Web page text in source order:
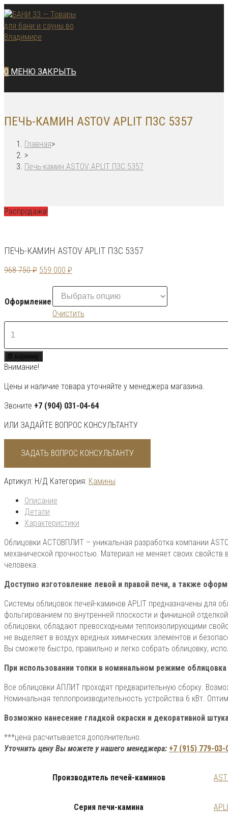
Перейти
к
содержимому
0 МЕНЮ ЗАКРЫТЬ
ПЕЧЬ-КАМИН ASTOV APLIT П3С 5357
Главная>
>
Печь-камин ASTOV APLIT П3С 5357
Распродажа!
ПЕЧЬ-КАМИН ASTOV APLIT П3С 5357
968 750₽ Первоначальная
составляла
968
750 ₽.
559 000 ₽Текущая
559
000 ₽.
Оформление
Очистить
Количество
товара
Печь-
камин
ASTOV
APLIT
П3С
5357
В корзину
Внимание!
Цены и наличие товара уточняйте у менеджера магазина.
Звоните +7 (904) 031-04-64
ИЛИ ЗАДАЙТЕ ВОПРОС КОНСУЛЬТАНТУ
ЗАДАТЬ ВОПРОС КОНСУЛЬТАНТУ
Артикул: Н/Д Категория: Камины
Описание
Детали
Характеристики
Облицовки АСТОВПЛИТ – уникальная разработка компании
механической прочностью. Материал не меняет своих свойств
человека.
Доступно изготовление левой и правой печи, а также
Системы облицовок печей-каминов APLIT предназначены для
фольгированием по внутренней плоскости и финишной
облицовки, обладают превосходными теплоизолирующими
не выделяет в воздух вредных химических элементов и
Вы сможете быстро, правильно и легко собрать облицовку,
При использовании топки в номинальном режиме
Все облицовки АПЛИТ проходят предварительную сборку.
Номинальная теплопроизводительность устройства 6 кВт.
Возможно нанесение гладкой окраски и декоративной
***цена расчитывается дополнительно.
Уточнить цену Вы можете у нашего менеджера: +7 (915) 779-03-
Производитель печей-каминов
Серия печи-камина